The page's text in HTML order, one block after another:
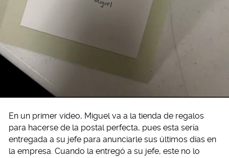
En un primer video, Miguel va a la tienda de regalos
para hacerse de la postal perfecta, pues esta sería
entregada a su jefe para anunciarle sus últimos días en
la empresa. Cuando la entregó a su jefe, este no lo